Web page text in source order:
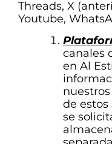
Threads, X
Youtube,
canales
en Al
de
se